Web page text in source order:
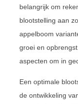
belangrijk om
blootstelling aan
appelboom
groei en
aspecten om in
Een optimale
de ontwikkeling